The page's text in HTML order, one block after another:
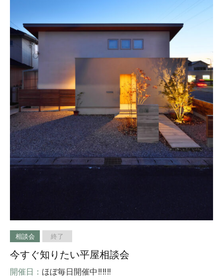
相談会 終了
今すぐ知りたい平屋相談会
開催日： ほぼ毎日開催中‼‼‼